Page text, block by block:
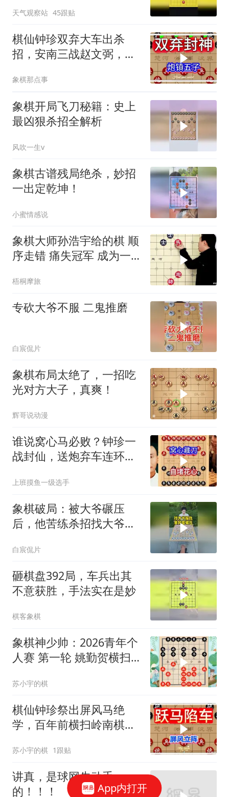
天气观察站 45跟贴
棋仙钟珍双弃大车出杀
招，安南三战赵文弼，十
象棋那点事
象棋开局飞刀秘籍：史上
最凶狠杀招全解析
风吹一生v
象棋古谱残局绝杀，妙招
一出定乾坤！
小蜜情感说
象棋大师孙浩宇给的棋 顺
序走错 痛失冠军 成为一
梧桐摩旅
专砍大爷不服 二鬼推磨
白宸侃片
象棋布局太绝了，一招吃
光对方大子，真爽！
辉哥说动漫
谁说窝心马必败？钟珍一
战封仙，送炮弃车连环
上班摸鱼一级选手
象棋破局：被大爷碾压
后，他苦练杀招找大爷报
白宸侃片
砸棋盘392局，车兵出其
不意获胜，手法实在是妙
棋客象棋
象棋神少帅：2026青年个
人赛 第一轮 姚勤贺横扫
苏小宇的棋
棋仙钟珍祭出屏风马绝
学，百年前横扫岭南棋
苏小宇的棋 1跟贴
讲真，是球网先动手
的！！！
App内打开